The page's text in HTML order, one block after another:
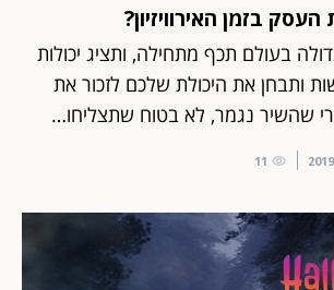
בזמן האירוויזיון?
בעולם תכף מתחילה, ותציג יכולות
ותבחן את היכולת שלכם לזכור את
שהשיר נגמר, לא בטוח שתצליחו…
11